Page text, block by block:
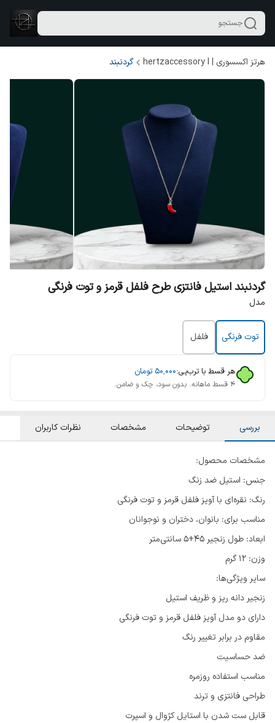
جستجو
هرتز اکسسوری | hertzaccessory l گردنبند
گردنبند استیل فانتزی طرح فلفل قرمز و توت فرنگی
مدل
توت فرنگی فلفل
هر قسط با ترب‌پی:۵۰٬۰۰۰تومان
۴ قسط ماهانه. بدون سود، چک و ضامن.
بررسی توضیحات مشخصات نظرات کاربران
مشخصات محصول:
جنس: استیل ضد زنگ
رنگ: نقره‌ای با آویز فلفل قرمز و توت فرنگی
مناسب برای: بانوان، دختران و نوجوانان
ابعاد: طول زنجیر 45+5 سانتی‌متر
وزن: 12 گرم
سایر ویژگی‌ها:
زنجیر دانه ریز و ظریف استیل
دارای دو مدل آویز فلفل قرمز و توت فرنگی
مقاوم در برابر تغییر رنگ
ضد حساسیت
مناسب استفاده روزمره
طراحی فانتزی و ترند
قابل ست شدن با استایل کژوال و اسپرت